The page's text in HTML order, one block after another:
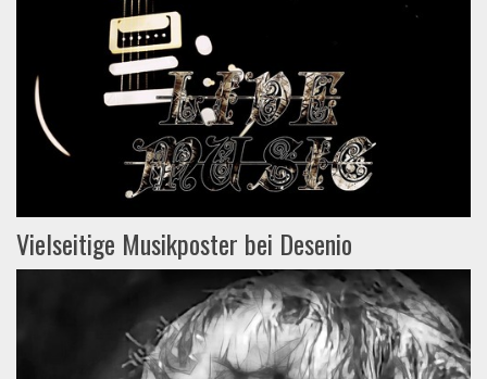
Vielseitige Musikposter bei Desenio